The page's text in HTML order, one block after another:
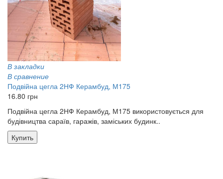
В закладки
В сравнение
Подвійна цегла 2НФ Керамбуд, М175
16.80 грн
Подвійна цегла 2НФ Керамбуд, М175 використовується для
будівництва сараїв, гаражів, заміських будинк..
Купить